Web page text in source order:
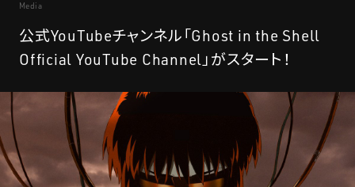
PRODUCTS MOVIE GALLERY
VIDEOGRAM
STREAMING
Media
公式YouTubeチャンネル「Ghost in the Shell
Official YouTube Channel」がスタート！